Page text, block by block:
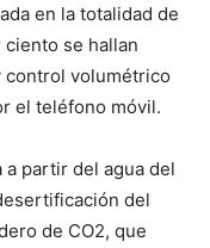
en la totalidad de
se hallan
control volumétrico
el teléfono móvil.
a partir del agua del
del
de CO2, que